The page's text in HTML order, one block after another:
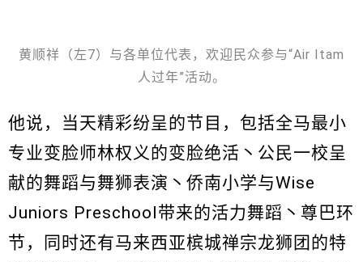
黄顺祥（左7）与各单位代表，欢迎民众参与“Air Itam
人过年”活动。
他说，当天精彩纷呈的节目，包括全马最小
专业变脸师林权义的变脸绝活丶公民一校呈
献的舞蹈与舞狮表演丶侨南小学与Wise
Juniors Preschool带来的活力舞蹈丶尊巴环
节，同时还有马来西亚槟城禅宗龙狮团的特